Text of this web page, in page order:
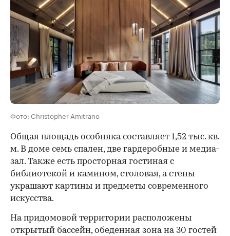
Фото: Christopher Amitrano
Общая площадь особняка составляет 1,52 тыс. кв.
м. В доме семь спален, две гардеробные и медиа-
зал. Также есть просторная гостиная с
библиотекой и камином, столовая, а стены
украшают картины и предметы современного
искусства.
На придомовой территории расположены
открытый бассейн, обеденная зона на 30 гостей